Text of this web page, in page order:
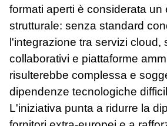
formati aperti è considerata un
strutturale: senza standard
l'integrazione tra servizi cloud,
collaborativi e piattaforme
risulterebbe complessa e
dipendenze tecnologiche
L'iniziativa punta a ridurre la